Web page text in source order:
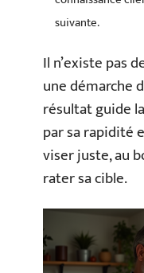
suivante.
Il n’existe pas
une démarche
résultat guide
par sa rapidité
viser juste, au
rater sa cible.